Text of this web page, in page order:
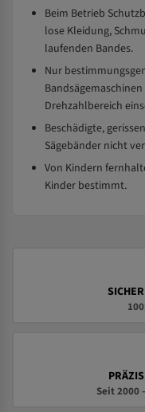
Beim Betrieb
lose Kleidung,
laufenden Bandes.
Nur
Drehzahlbereich
Beschädigte,
Sägebänder nicht
Von Kindern
Kinder bestimmt.
Seit 2000